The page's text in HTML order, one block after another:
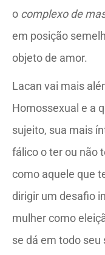
o complexo de
em posição
objeto de amor.
Lacan vai mais
Homossexual e a
sujeito, sua mais
fálico o ter ou não
como aquele que
dirigir um desafio
mulher como
se dá em todo seu